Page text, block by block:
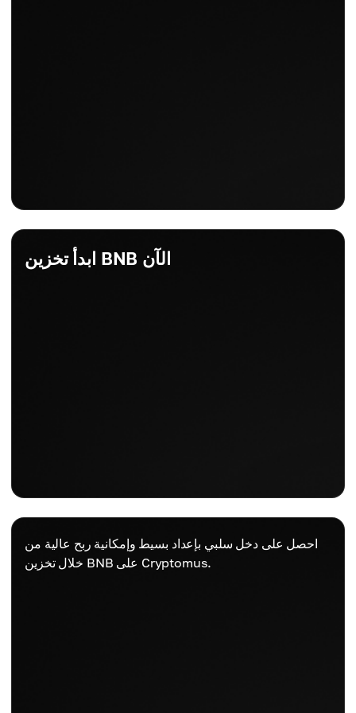
ابدأ تخزين BNB الآن
احصل على دخل سلبي بإعداد بسيط وإمكانية ربح عالية من
خلال تخزين BNB على Cryptomus.